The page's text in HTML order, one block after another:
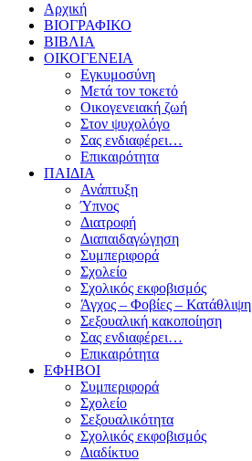
Αρχική
ΒΙΟΓΡΑΦΙΚΟ
ΒΙΒΛΙΑ
ΟΙΚΟΓΕΝΕΙΑ
Εγκυμοσύνη
Μετά τον τοκετό
Οικογενειακή ζωή
Στον ψυχολόγο
Σας ενδιαφέρει…
Επικαιρότητα
ΠΑΙΔΙΑ
Ανάπτυξη
Ύπνος
Διατροφή
Διαπαιδαγώγηση
Συμπεριφορά
Σχολείο
Σχολικός εκφοβισμός
Άγχος – Φοβίες – Κατάθλιψη
Σεξουαλική κακοποίηση
Σας ενδιαφέρει…
Επικαιρότητα
ΕΦΗΒΟΙ
Συμπεριφορά
Σχολείο
Σεξουαλικότητα
Σχολικός εκφοβισμός
Διαδίκτυο